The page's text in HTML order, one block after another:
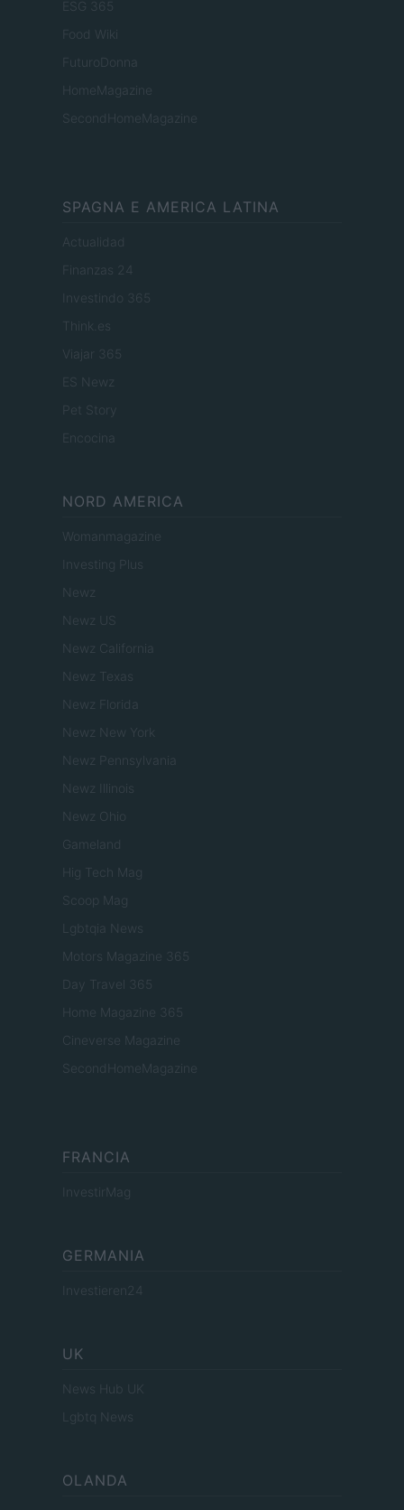
ESG 365
Food Wiki
FuturoDonna
HomeMagazine
SecondHomeMagazine
SPAGNA E AMERICA LATINA
Actualidad
Finanzas 24
Investindo 365
Think.es
Viajar 365
ES Newz
Pet Story
Encocina
NORD AMERICA
Womanmagazine
Investing Plus
Newz
Newz US
Newz California
Newz Texas
Newz Florida
Newz New York
Newz Pennsylvania
Newz Illinois
Newz Ohio
Gameland
Hig Tech Mag
Scoop Mag
Lgbtqia News
Motors Magazine 365
Day Travel 365
Home Magazine 365
Cineverse Magazine
SecondHomeMagazine
FRANCIA
InvestirMag
GERMANIA
Investieren24
UK
News Hub UK
Lgbtq News
OLANDA